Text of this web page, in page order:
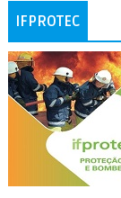
IFPROTEC